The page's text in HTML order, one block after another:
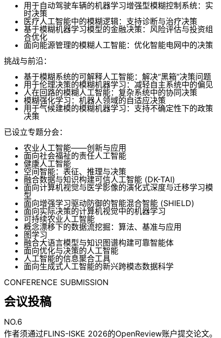
用于自动驾驶车辆的机器学习增强型模糊控制系统：实
时决策
医疗人工智能中的模糊逻辑：支持诊断与治疗决策
基于模糊机器学习模型的金融决策：风险评估与投资组
合优化
面向能源管理的模糊人工智能：优化智能电网中的决策
挑战与前沿：
基于模糊系统的可解释人工智能：解决“黑箱”决策问题
用于伦理决策的模糊机器学习：减轻自主系统中的偏见
人在回路的模糊人工智能：复杂系统中的协同决策
模糊强化学习：机器人领域的自适应决策
用于气候建模的模糊机器学习：支持不确定性下的政策
决策
已设立专题分会：
农业人工智能——创新与应用
面向社会福祉的责任人工智能
健康人工智能
空间智能：表征、推理与决策
融合数据与知识构建可信人工智能 (DK-TAI)
面向计算机视觉与医学影像的演化式深度与迁移学习模
型
面向增强学习驱动防御的智能混合智能 (SHIELD)
面向实际决策的计算机视觉中的机器学习
可持续农业人工智能
概念漂移下的数据流挖掘：算法、基准与应用
图学习
融合大语言模型与知识图谱构建可靠智能体
面向优化与决策的人工智能
人工智能的信息聚合工具
面向生成式人工智能的新兴跨模态数据科学
CONFERENCE SUBMISSION
会议投稿
NO.6
作者须通过FLINS-ISKE 2026的OpenReview账户提交论文。